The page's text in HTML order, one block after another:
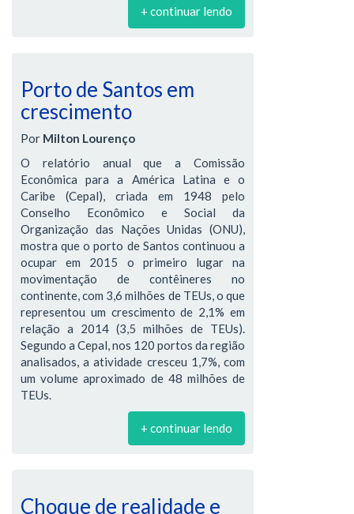
+ continuar lendo
Porto de Santos em
crescimento
Por Milton Lourenço
O relatório anual que a Comissão
Econômica para a América Latina e o
Caribe (Cepal), criada em 1948 pelo
Conselho Econômico e Social da
Organização das Nações Unidas (ONU),
mostra que o porto de Santos continuou a
ocupar em 2015 o primeiro lugar na
movimentação de contêineres no
continente, com 3,6 milhões de TEUs, o que
representou um crescimento de 2,1% em
relação a 2014 (3,5 milhões de TEUs).
Segundo a Cepal, nos 120 portos da região
analisados, a atividade cresceu 1,7%, com
um volume aproximado de 48 milhões de
TEUs.
+ continuar lendo
Choque de realidade e